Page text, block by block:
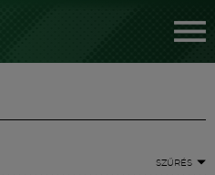
SZŰRÉS